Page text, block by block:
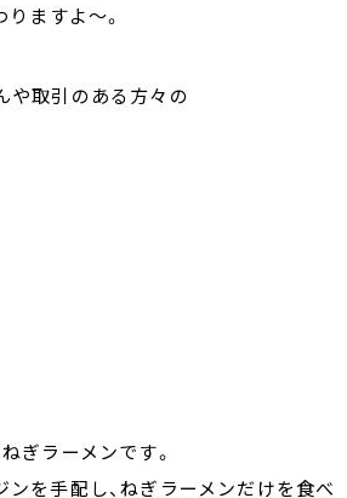
りますよ～。
や取引のある方々の
ぎラーメンです。
を手配し、ねぎラーメンだけを食べ